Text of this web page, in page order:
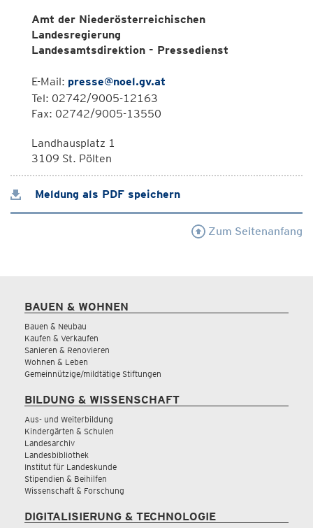
Amt der Niederösterreichischen
Landesregierung
Landesamtsdirektion - Pressedienst
E-Mail: presse@noel.gv.at
Tel: 02742/9005-12163
Fax: 02742/9005-13550
Landhausplatz 1
3109 St. Pölten
Meldung als PDF speichern
Zum Seitenanfang
BAUEN & WOHNEN
Bauen & Neubau
Kaufen & Verkaufen
Sanieren & Renovieren
Wohnen & Leben
Gemeinnützige/mildtätige Stiftungen
BILDUNG & WISSENSCHAFT
Aus- und Weiterbildung
Kindergärten & Schulen
Landesarchiv
Landesbibliothek
Institut für Landeskunde
Stipendien & Beihilfen
Wissenschaft & Forschung
DIGITALISIERUNG & TECHNOLOGIE